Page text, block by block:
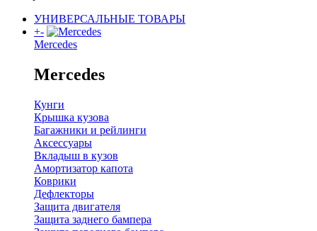
УНИВЕРСАЛЬНЫЕ ТОВАРЫ
+-
Mercedes
Mercedes
Кунги
Крышка кузова
Багажники и рейлинги
Аксессуары
Вкладыш в кузов
Амортизатор капота
Коврики
Дефлекторы
Защита двигателя
Защита заднего бампера